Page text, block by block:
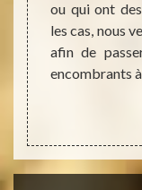
et
à
car
ou qui ont
les cas, nous
afin de
encombrants